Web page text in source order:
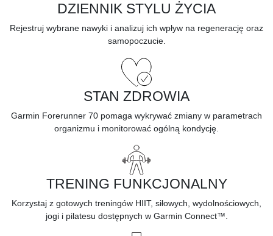
DZIENNIK STYLU ŻYCIA
Rejestruj wybrane nawyki i analizuj ich wpływ na regenerację oraz
samopoczucie.
STAN ZDROWIA
Garmin Forerunner 70 pomaga wykrywać zmiany w parametrach
organizmu i monitorować ogólną kondycję.
TRENING FUNKCJONALNY
Korzystaj z gotowych treningów HIIT, siłowych, wydolnościowych,
jogi i pilatesu dostępnych w Garmin Connect™.